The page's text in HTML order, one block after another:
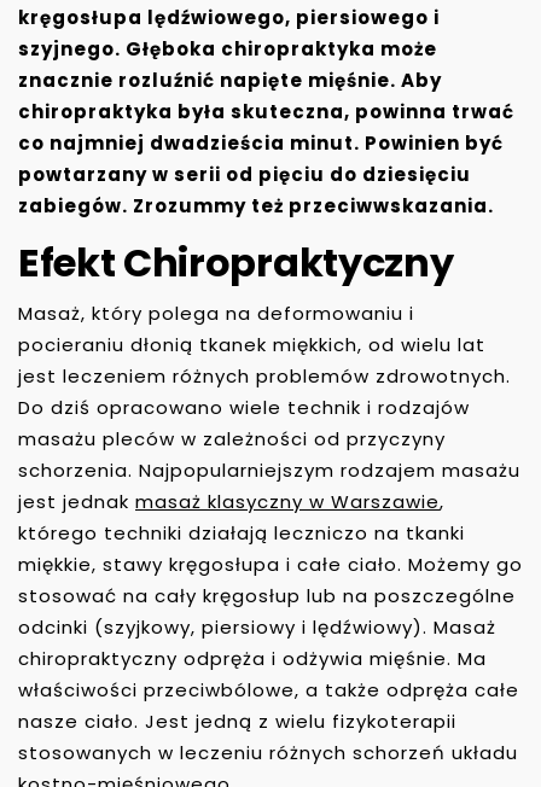
kręgosłupa lędźwiowego, piersiowego i
szyjnego. Głęboka chiropraktyka może
znacznie rozluźnić napięte mięśnie. Aby
chiropraktyka była skuteczna, powinna trwać
co najmniej dwadzieścia minut. Powinien być
powtarzany w serii od pięciu do dziesięciu
zabiegów. Zrozummy też przeciwwskazania.
Efekt Chiropraktyczny
Masaż, który polega na deformowaniu i
pocieraniu dłonią tkanek miękkich, od wielu lat
jest leczeniem różnych problemów zdrowotnych.
Do dziś opracowano wiele technik i rodzajów
masażu pleców w zależności od przyczyny
schorzenia. Najpopularniejszym rodzajem masażu
jest jednak masaż klasyczny w Warszawie,
którego techniki działają leczniczo na tkanki
miękkie, stawy kręgosłupa i całe ciało. Możemy go
stosować na cały kręgosłup lub na poszczególne
odcinki (szyjkowy, piersiowy i lędźwiowy). Masaż
chiropraktyczny odpręża i odżywia mięśnie. Ma
właściwości przeciwbólowe, a także odpręża całe
nasze ciało. Jest jedną z wielu fizykoterapii
stosowanych w leczeniu różnych schorzeń układu